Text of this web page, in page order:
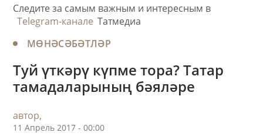
Следите за самым важным и интересным в
Telegram-канале Татмедиа
МӨНӘСӘБӘТЛӘР
Туй үткәрү күпме тора? Татар
тамадаларының бәяләре
автор,
11 Апрель 2017 - 00:00